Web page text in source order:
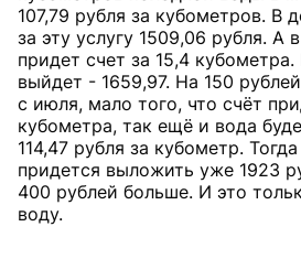
107,79 рубля за кубометров. В
за эту услугу 1509,06 рубля. А
придет счет за 15,4 кубометра.
выйдет - 1659,97. На 150
с июля, мало того, что счёт
кубометра, так ещё и вода
114,47 рубля за кубометр.
придется выложить уже 1923
400 рублей больше. И это
воду.